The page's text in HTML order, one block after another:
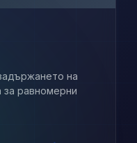
на
за равномерни